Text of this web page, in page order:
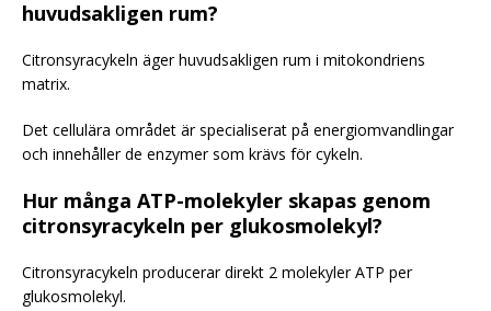
huvudsakligen rum?
Citronsyracykeln äger huvudsakligen rum i mitokondriens
matrix.
Det cellulära området är specialiserat på energiomvandlingar
och innehåller de enzymer som krävs för cykeln.
Hur många ATP-molekyler skapas genom
citronsyracykeln per glukosmolekyl?
Citronsyracykeln producerar direkt 2 molekyler ATP per
glukosmolekyl.